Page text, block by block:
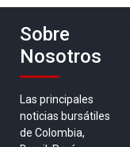
Sobre
Nosotros
Las principales
noticias bursátiles
de Colombia,